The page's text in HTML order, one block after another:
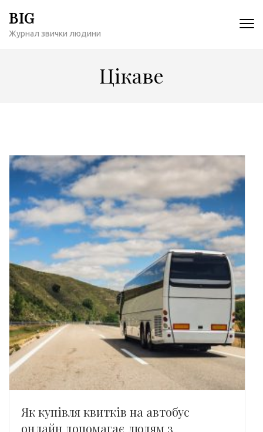
содержимому
BIG
Журнал звички людини
Цікаве
Як купівля квитків на автобус
онлайн допомагає людям з